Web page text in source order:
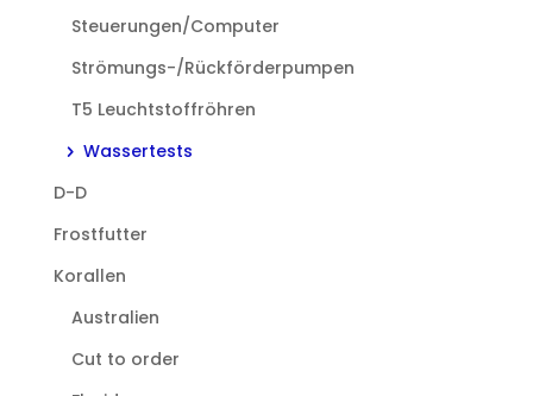
Steuerungen/Computer
Strömungs-/Rückförderpumpen
T5 Leuchtstoffröhren
Wassertests
D-D
Frostfutter
Korallen
Australien
Cut to order